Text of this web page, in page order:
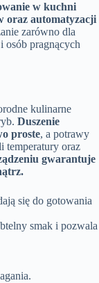
w kuchni
oraz automatyzacji
zarówno dla
pragnących
kulinarne
Duszenie
proste, a potrawy
temperatury oraz
gwarantuje
się do gotowania
smak i pozwala